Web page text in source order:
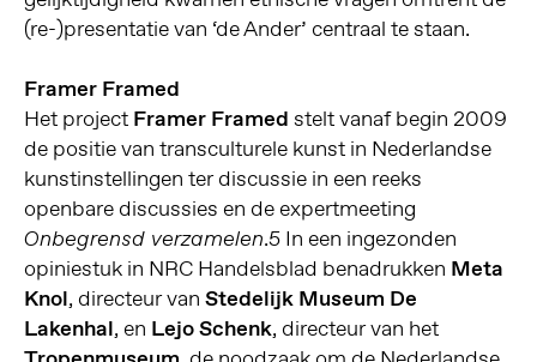
(re-)presentatie van ‘de Ander’ centraal te staan.
Framer Framed
Het project Framer Framed stelt vanaf begin 2009
de positie van transculturele kunst in Nederlandse
kunstinstellingen ter discussie in een reeks
openbare discussies en de expertmeeting
Onbegrensd verzamelen.5In een ingezonden
opiniestuk in NRC Handelsblad benadrukken Meta
Knol, directeur van Stedelijk Museum De
Lakenhal, en Lejo Schenk, directeur van het